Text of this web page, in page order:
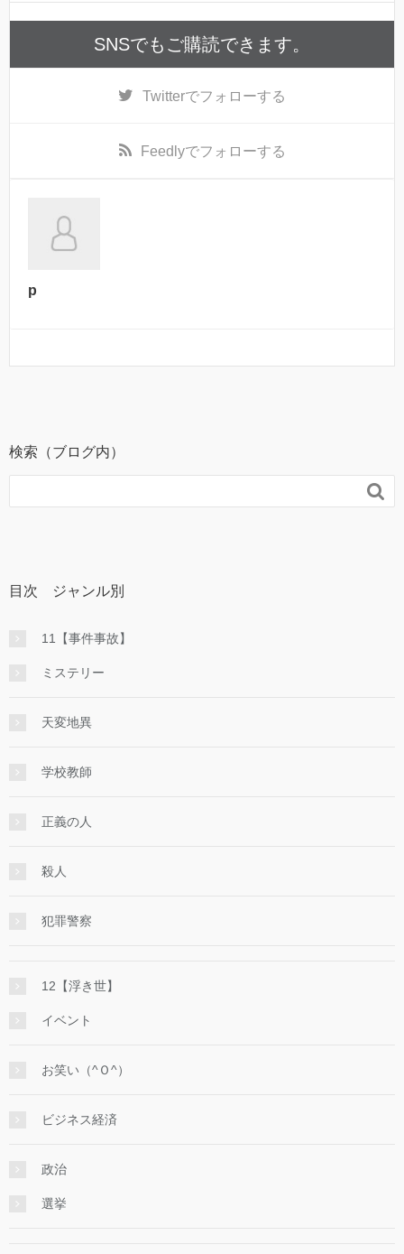
SNSでもご購読できます。
Twitterでフォローする
Feedlyでフォローする
p
検索（ブログ内）

目次 ジャンル別
11【事件事故】
ミステリー
天変地異
学校教師
正義の人
殺人
犯罪警察
12【浮き世】
イベント
お笑い（^Ｏ^）
ビジネス経済
政治
選挙